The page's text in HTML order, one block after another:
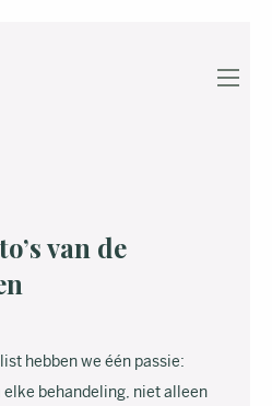
van de
hebben we één passie:
behandeling, niet alleen